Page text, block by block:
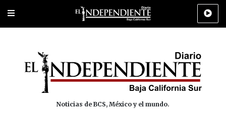
Portada Los Cabos Policiaca Deportes Cultura
Noticias de BCS, México y el mundo.